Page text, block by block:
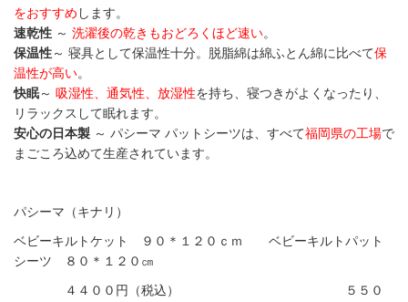
をおすすめ します。
速乾性 ～ 洗濯後の乾きもおどろくほど速い。
保温性～ 寝具として保温性十分。脱脂綿は綿ふとん綿に比べて保
温性が高い。
快眠～ 吸湿性、通気性、放湿性を持ち、寝つきがよくなったり、
リラックスして眠れます。
安心の日本製 ～ パシーマ パットシーツは、すべて福岡県の工場で
まごころ込めて生産されています。
パシーマ（キナリ）
ベビーキルトケット ９０＊１２０ｃｍ ベビーキルトパット
シーツ ８０＊１２０㎝
４４００円（税込） ５５０